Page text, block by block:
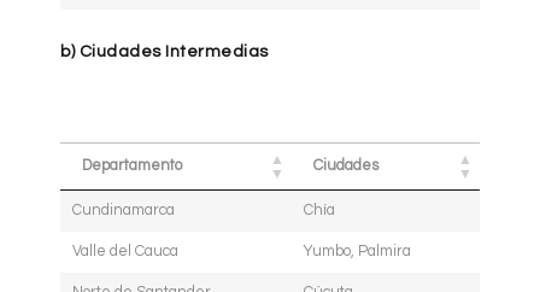
b) Ciudades Intermedias
Departamento Ciudades
Cundinamarca Chía
Valle del Cauca Yumbo, Palmira